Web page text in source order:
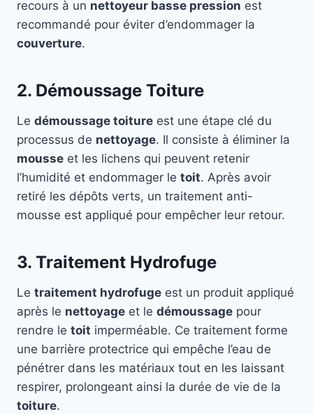
recours à un nettoyeur basse pression est
recommandé pour éviter d’endommager la
couverture.
2. Démoussage Toiture
Le démoussage toiture est une étape clé du
processus de nettoyage. Il consiste à éliminer la
mousse et les lichens qui peuvent retenir
l’humidité et endommager le toit. Après avoir
retiré les dépôts verts, un traitement anti-
mousse est appliqué pour empêcher leur retour.
3. Traitement Hydrofuge
Le traitement hydrofuge est un produit appliqué
après le nettoyage et le démoussage pour
rendre le toit imperméable. Ce traitement forme
une barrière protectrice qui empêche l’eau de
pénétrer dans les matériaux tout en les laissant
respirer, prolongeant ainsi la durée de vie de la
toiture.